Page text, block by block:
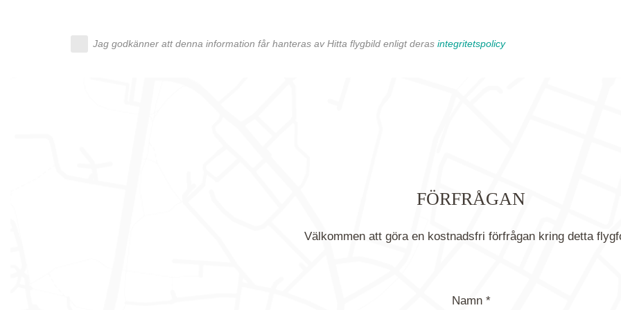
Jag godkänner att denna information får hanteras av Hitta flygbild enligt deras integritetspolicy
FÖRFRÅGAN
Välkommen att göra en kostnadsfri förfrågan kring detta
Namn *